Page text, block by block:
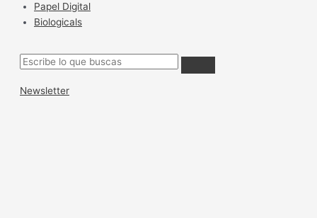
Papel Digital
Biologicals
Newsletter